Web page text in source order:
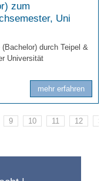
zum
Uni
durch Teipel &
Universität
mehr erfahren
9 10 11 12 >